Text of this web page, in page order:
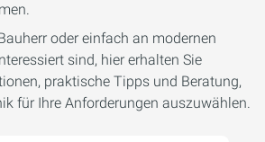
oder einfach an modernen
sind, hier erhalten Sie
praktische Tipps und Beratung,
für Ihre Anforderungen auszuwählen.